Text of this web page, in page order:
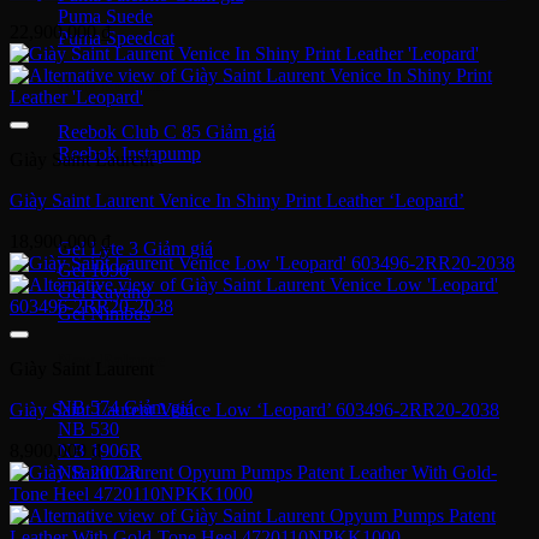
Puma Suede
Puma Speedcat
Giày Reebok
Reebok Club C 85
Reebok Instapump
Giày Asics
Gel Lyte 3
Gel 1090
Gel Kayano
Gel Nimbus
NB 574
NB 530
NB 1906R
NB 2002R
Giày Converse
22,900,000 ₫
Giày Saint Laurent
Giày Saint Laurent Venice In Shiny Print Leather ‘Leopard’
18,900,000 ₫
Giày Saint Laurent Venice Low ‘Leopard’ 603496-2RR20-2038
8,900,000 ₫